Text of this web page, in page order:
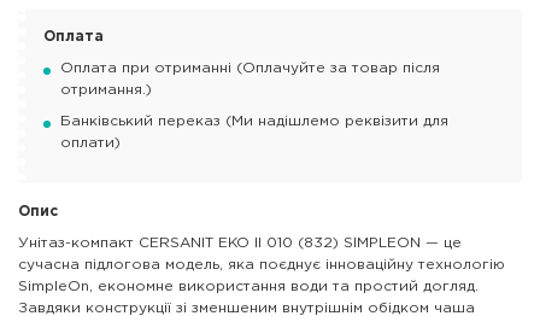
Оплата
Оплата при отриманні (Оплачуйте за товар після
отримання.)
Банківський переказ (Ми надішлемо реквізити для
оплати)
Опис
Унітаз-компакт CERSANIT EKO II 010 (832) SIMPLEON — це
сучасна підлогова модель, яка поєднує інноваційну технологію
SimpleOn, економне використання води та простий догляд.
Завдяки конструкції зі зменшеним внутрішнім обідком чаша